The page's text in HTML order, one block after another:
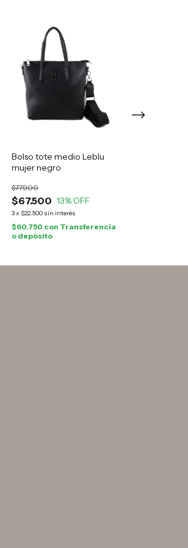
Bolso tote medio Leblu
mujer negro
$67.500
$77.900
13% OFF
3x $22.500 sin interés
$60.750 con Transferencia
o depósito